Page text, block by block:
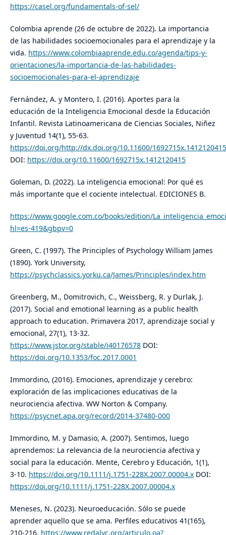
https://casel.org/fundamentals-of-sel/
Colombia aprende (26 de octubre de 2022). La importancia
de las habilidades socioemocionales para el aprendizaje y la
vida. https://www.colombiaaprende.edu.co/agenda/tips-y-
orientaciones/la-importancia-de-las-habilidades-
socioemocionales-para-el-aprendizaje
Fernández, A. y Montero, I. (2016). Aportes para la
educación de la Inteligencia Emocional desde la Educación
Infantil. Revista Latinoamericana de Ciencias Sociales, Niñez
y Juventud 14(1), 55-63.
https://doi.org/http://dx.doi.org/10.11600/1692715x.1412120415
DOI: https://doi.org/10.11600/1692715x.1412120415
Goleman, D. (2022). La inteligencia emocional: Por qué es
más importante que el cociente intelectual. EDICIONES B.
https://www.google.com.co/books/edition/
hl=es-419&gbpv=0
Green, C. (1997). The Principles of Psychology William James
(1890). York University,
https://psychclassics.yorku.ca/James/Principles/index.htm
Greenberg, M., Domitrovich, C., Weissberg, R. y Durlak, J.
(2017). Social and emotional learning as a public health
approach to education. Primavera 2017, aprendizaje social y
emocional, 27(1), 13-32.
https://www.jstor.org/stable/i40176578DOI:
https://doi.org/10.1353/foc.2017.0001
Immordino, (2016). Emociones, aprendizaje y cerebro:
exploración de las implicaciones educativas de la
neurociencia afectiva. WW Norton & Company.
https://psycnet.apa.org/record/2014-37480-000
Immordino, M. y Damasio, A. (2007). Sentimos, luego
aprendemos: La relevancia de la neurociencia afectiva y
social para la educación. Mente, Cerebro y Educación, 1(1),
3-10. https://doi.org/10.1111/j.1751-228X.2007.00004.xDOI:
https://doi.org/10.1111/j.1751-228X.2007.00004.x
Meneses, N. (2023). Neuroeducación. Sólo se puede
aprender aquello que se ama. Perfiles educativos 41(165),
210-216. https://www.redalyc.org/articulo.oa?